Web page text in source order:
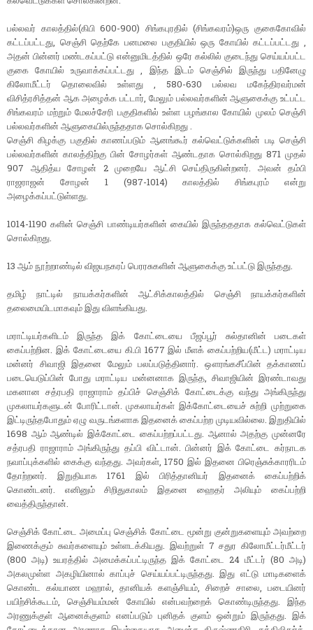
பல்லவர் காலத்தில்(கிபி 600-900) சிங்கபுரதில் (சிங்கவரம்)ஒரு குகைகோவில்
கட்டப்பட்டது, செஞ்சி தெற்கே பனமலை பகுதியில் ஒரு கோயில் கட்டப்பட்டது ,
அதன் பின்னர் மண்டகப்பட்டு என்னுமிடத்தில் ஒரே கல்லில் குடைந்து செய்யப்பட்ட
குகை கோயில் உருவாக்கப்பட்டது , இந்த இடம் செஞ்சில் இருந்து பதினேழு
கிலோமீட்டர் தொலைவில் உள்ளது , 580-630 பல்லவ மகேந்திரவர்மன்
விசித்ரசித்தன் ஆக அழைக்க பட்டார், மேலும் பல்லவர்களின் ஆளுகைக்கு உட்பட்ட
சிங்கவரம் மற்றும் மேலச்சேரி பகுதிகளில் உள்ள பழங்கால கோயில் முலம் செஞ்சி
பல்லவர்களின் ஆளுகையில்ருந்ததாக சொல்கிறது .
செஞ்சி கிழக்கு பகுதில் காணப்படும் ஆனங்கூர் கல்வெட்டுக்களின் படி செஞ்சி
பல்லவர்களின் காலத்திற்கு பின் சோழர்கள் ஆண்டதாக சொல்கிறது 871 முதல்
907 ஆதித்ய சோழன் 2 முறையே ஆட்சி செய்திருகின்றனர். அவன் தம்பி
ராஜராஜன் சோழன் 1 (987-1014) காலத்தில் சிங்கபுரம் என்று
அழைக்கப்பட்டுள்ளது.
1014-1190 களின் செஞ்சி பாண்டியர்களின் கையில் இருந்தததாக கல்வெட்டுகள்
சொல்கிறது.
13 ஆம் நூற்றாண்டில் விஜயநகரப் பெரரசுகளின் ஆளுகைக்கு உட்பட்டு இருந்தது.
தமிழ் நாட்டில் நாயக்கர்களின் ஆட்சிக்காலத்தில் செஞ்சி நாயக்கர்களின்
தலைமையிடமாகவும் இது விளங்கியது.
மராட்டியர்களிடம் இருந்த இக் கோட்டையை பீஜப்பூர் சுல்தானின் படைகள்
கைப்பற்றின. இக் கோட்டையை கி.பி 1677 இல் மீளக் கைப்பற்றிய(மீட்ட) மராட்டிய
மன்னர் சிவாஜி இதனை மேலும் பலப்படுத்தினார். ஔரங்கசீப்பின் தக்காணப்
படையெடுப்பின் போது மராட்டிய மன்னனாக இருந்த, சிவாஜியின் இரண்டாவது
மகனான சத்ரபதி ராஜாராம் தப்பிச் செஞ்சிக் கோட்டைக்கு வந்து அங்கிருந்து
முகலாயர்களுடன் போரிட்டான். முகலாயர்கள் இக்கோட்டையைச் சுற்றி முற்றுகை
இட்டிருந்தபோதும் ஏழு வருடங்களாக இதனைக் கைப்பற்ற முடியவில்லை. இறுதியில்
1698 ஆம் ஆண்டில் இக்கோட்டை கைப்பற்றப்பட்டது. ஆனால் அதற்கு முன்னரே
சத்ரபதி ராஜாராம் அங்கிருந்து தப்பி விட்டான். பின்னர் இக் கோட்டை கர்நாடக
நவாப்புக்களில் கைக்கு வந்தது. அவர்கள், 1750 இல் இதனை பிரெஞ்சுக்காரரிடம்
தோற்றனர். இறுதியாக 1761 இல் பிரித்தானியர் இதனைக் கைப்பற்றிக்
கொண்டனர். எனினும் சிறிதுகாலம் இதனை ஹைதர் அலியும் கைப்பற்றி
வைத்திருந்தான்.
செஞ்சிக் கோட்டை அமைப்பு செஞ்சிக் கோட்டை மூன்று குன்றுகளையும் அவற்றை
இணைக்கும் சுவர்களையும் உள்ளடக்கியது. இவற்றுள் 7 சதுர கிலோமீட்டர்மீட்டர்
(800 அடி) உயரத்தில் அமைக்கப்பட்டிருந்த இக் கோட்டை 24 மீட்டர் (80 அடி)
அகலமுள்ள அகழியினால் காப்புச் செய்யப்பட்டிருந்தது. இது எட்டு மாடிகளைக்
கொண்ட கல்யாண மஹால், தானியக் களஞ்சியம், சிறைச் சாலை, படையினர்
பயிற்சிக்கூடம், செஞ்சியம்மன் கோயில் என்பவற்றைக் கொண்டிருந்தது. இந்த
அரணுக்குள் ஆனைக்குளம் எனப்படும் புனிதக் குளம் ஒன்றும் இருந்தது. இக்